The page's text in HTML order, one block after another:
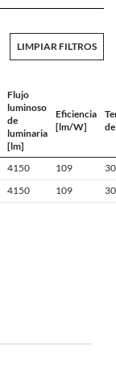
LIMPIAR FILTROS
Flujo
luminoso
de
luminaria
[lm]
Eficiencia
[lm/W]
4150 109
4150 109